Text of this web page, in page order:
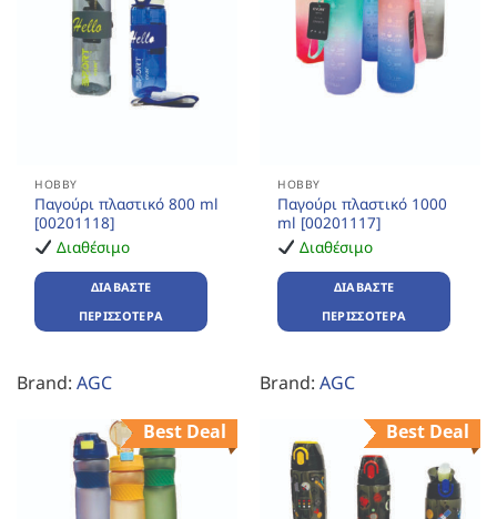
HOBBY
Παγούρι πλαστικό 800 ml
[00201118]
Διαθέσιμο
ΔΙΑΒΆΣΤΕ
ΠΕΡΙΣΣΌΤΕΡΑ
Brand: AGC
HOBBY
Παγούρι πλαστικό 1000
ml [00201117]
Διαθέσιμο
ΔΙΑΒΆΣΤΕ
ΠΕΡΙΣΣΌΤΕΡΑ
Brand: AGC
Best Deal
Best Deal